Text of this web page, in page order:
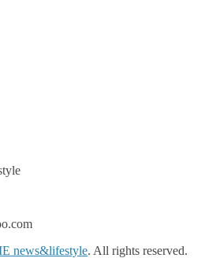
news&lifestyle. All rights reserved.